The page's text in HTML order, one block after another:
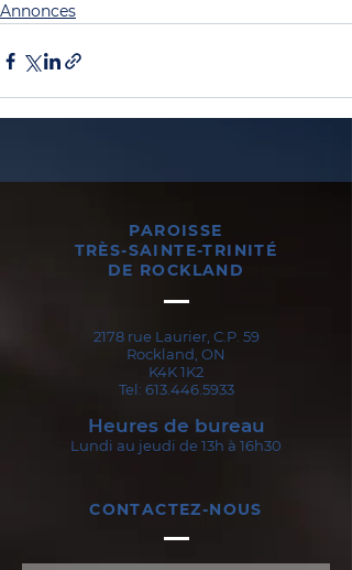
Annonces
PAROISSE
TRÈS-SAINTE-TRINITÉ
DE ROCKLAND
2178 rue Laurier, C.P. 59
Rockland, ON
K4K 1K2
Tel: 613.446.5933
Heures de bureau
Lundi au jeudi de 13h à 16h30
CONTACTEZ-NOUS